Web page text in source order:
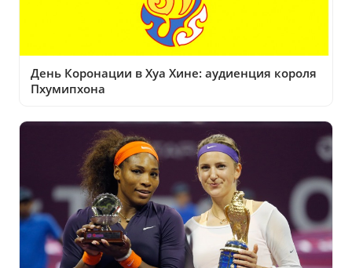
День Коронации в Хуа Хине: аудиенция короля
Пхумипхона